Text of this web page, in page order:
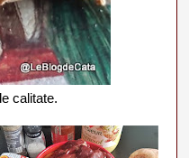
calitate.